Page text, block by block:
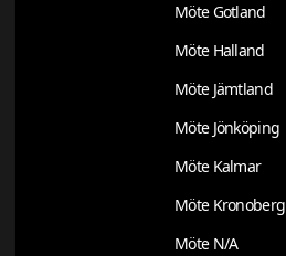
Möte Gotland
Möte Halland
Möte Jämtland
Möte Jönköping
Möte Kalmar
Möte Kronoberg
Möte N/A